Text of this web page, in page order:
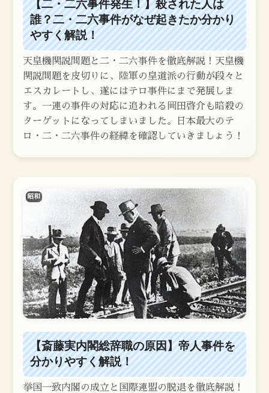
【二・二六事件発生！】殺された人は
誰？二・二六事件がなぜ起きたか分かり
やすく解説！
天皇機関説問題と二・二六事件を徹底解説！天皇機
関説問題を皮切りに、陸軍の皇道派の行動が段々と
エスカレートし、遂にはテロ事件にまで発展しま
す。一連の事件の対応に追われる岡田啓介も暗殺の
ターゲットになってしまいました。日本最大のテ
ロ・二・二六事件の経緯を確認していきましょう！
昭和
【斎藤実内閣総辞職の原因】帝人事件を
分かりやすく解説！
挙国一致内閣の成立と国際連盟の脱退を徹底解説！